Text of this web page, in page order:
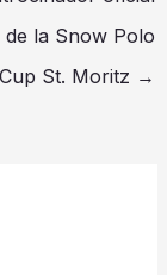
de la Snow Polo
St. Moritz →